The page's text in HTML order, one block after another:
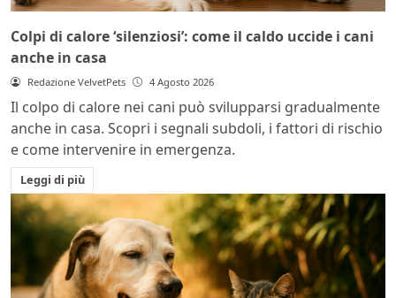
Colpi di calore ‘silenziosi’: come il caldo uccide i cani
anche in casa
Redazione VelvetPets 4 Agosto 2026
Il colpo di calore nei cani può svilupparsi gradualmente
anche in casa. Scopri i segnali subdoli, i fattori di rischio
e come intervenire in emergenza.
Leggi di più